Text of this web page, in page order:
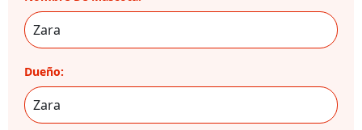
Dueño: